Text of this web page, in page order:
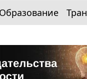
Образование